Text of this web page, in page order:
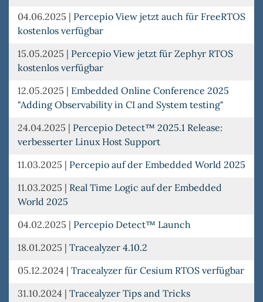
04.06.2025 | Percepio View jetzt auch für FreeRTOS
kostenlos verfügbar
15.05.2025 | Percepio View jetzt für Zephyr RTOS
kostenlos verfügbar
12.05.2025 | Embedded Online Conference 2025
"Adding Observability in CI and System testing"
24.04.2025 | Percepio Detect™ 2025.1 Release:
verbesserter Linux Host Support
11.03.2025 | Percepio auf der Embedded World 2025
11.03.2025 | Real Time Logic auf der Embedded
World 2025
04.02.2025 | Percepio Detect™ Launch
18.01.2025 | Tracealyzer 4.10.2
05.12.2024 | Tracealyzer für Cesium RTOS verfügbar
31.10.2024 | Tracealyzer Tips and Tricks